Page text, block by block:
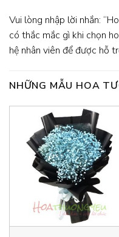
Vui lòng nhập lời nhắn:
có thắc mắc gì khi chọn
hệ nhân viên để được hỗ
NHỮNG MẪU HOA